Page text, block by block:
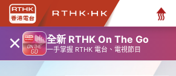
× 全新 RTHK On The Go
一手掌握 RTHK 電台、電視節目